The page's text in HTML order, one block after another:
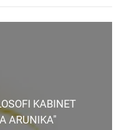
KABINET
ARUNIKA"